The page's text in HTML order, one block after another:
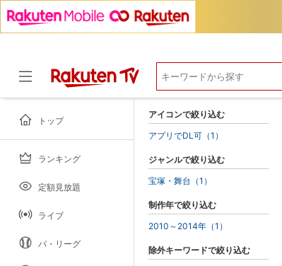
トップ
ランキング
定額見放題
ライブ
パ・リーグ
アイコンで絞り込む
アプリでDL可（1）
ジャンルで絞り込む
宝塚・舞台（1）
制作年で絞り込む
2010～2014年（1）
除外キーワードで絞り込む